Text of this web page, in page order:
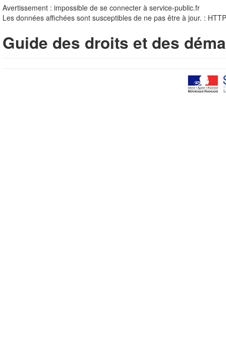
Avertissement : impossible de se connecter à service-public.fr
Les données affichées sont susceptibles de ne pas être à jour. :
Guide des droits et des